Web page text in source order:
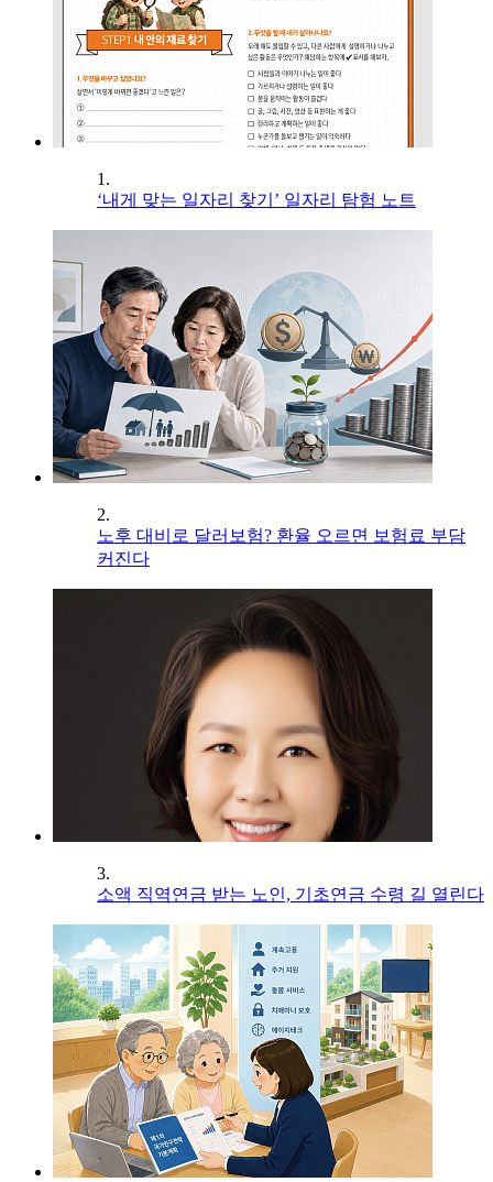
1.
‘내게 맞는 일자리 찾기’ 일자리 탐험 노트
2.
노후 대비로 달러보험? 환율 오르면 보험료 부담
커진다
3.
소액 직역연금 받는 노인, 기초연금 수령 길 열린다